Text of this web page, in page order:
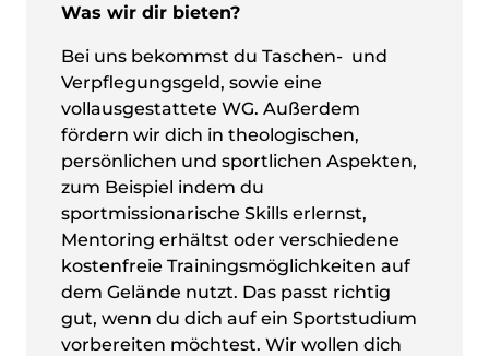
Was wir dir bieten?
Bei uns bekommst du Taschen- und
Verpflegungsgeld, sowie eine
vollausgestattete WG. Außerdem
fördern wir dich in theologischen,
persönlichen und sportlichen Aspekten,
zum Beispiel indem du
sportmissionarische Skills erlernst,
Mentoring erhältst oder verschiedene
kostenfreie Trainingsmöglichkeiten auf
dem Gelände nutzt. Das passt richtig
gut, wenn du dich auf ein Sportstudium
vorbereiten möchtest. Wir wollen dich